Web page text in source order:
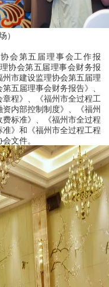
）
会第五届理事会工作报
协会第五届理事会财务报
市建设监理协会第五届理
五届理事会财务报告》、
章程》、《福州市全过程工
内部控制制度》、《福州
费标准》、《福州市全过程
准》和《福州市全过程工程
文件。